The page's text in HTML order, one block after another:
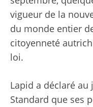
vigueur de la
du monde entier
citoyenneté
loi.
Lapid a déclaré
Standard que ses